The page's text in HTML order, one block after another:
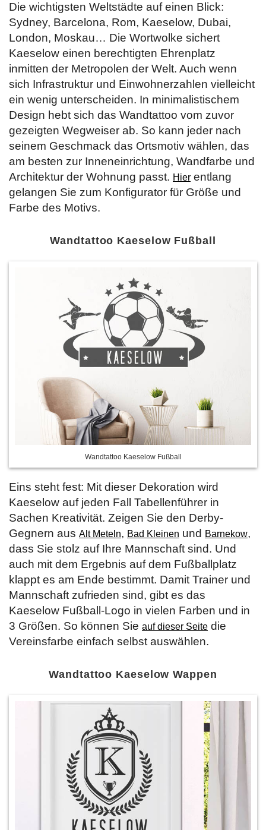
Die wichtigsten Weltstädte auf einen Blick:
Sydney, Barcelona, Rom, Kaeselow, Dubai,
London, Moskau… Die Wortwolke sichert
Kaeselow einen berechtigten Ehrenplatz
inmitten der Metropolen der Welt. Auch wenn
sich Infrastruktur und Einwohnerzahlen vielleicht
ein wenig unterscheiden. In minimalistischem
Design hebt sich das Wandtattoo vom zuvor
gezeigten Wegweiser ab. So kann jeder nach
seinem Geschmack das Ortsmotiv wählen, das
am besten zur Inneneinrichtung, Wandfarbe und
Architektur der Wohnung passt. Hier entlang
gelangen Sie zum Konfigurator für Größe und
Farbe des Motivs.
Wandtattoo Kaeselow Fußball
Wandtattoo Kaeselow Fußball
Eins steht fest: Mit dieser Dekoration wird
Kaeselow auf jeden Fall Tabellenführer in
Sachen Kreativität. Zeigen Sie den Derby-
Gegnern aus Alt Meteln, Bad Kleinen und Barnekow,
dass Sie stolz auf Ihre Mannschaft sind. Und
auch mit dem Ergebnis auf dem Fußballplatz
klappt es am Ende bestimmt. Damit Trainer und
Mannschaft zufrieden sind, gibt es das
Kaeselow Fußball-Logo in vielen Farben und in
3 Größen. So können Sie auf dieser Seite die
Vereinsfarbe einfach selbst auswählen.
Wandtattoo Kaeselow Wappen